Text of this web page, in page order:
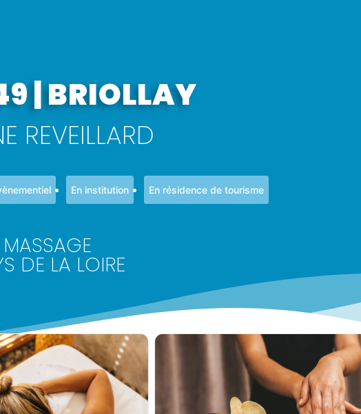
| BRIOLLAY
REVEILLARD
En institution En résidence de tourisme
MASSAGE
DE LA LOIRE